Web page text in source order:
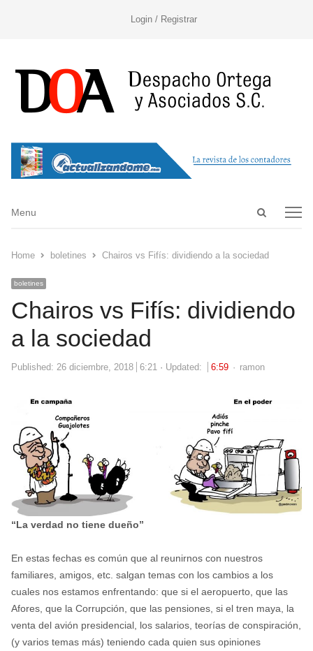
Login / Registrar
Open
Menu
Menu
Home boletines Chairos vs Fifís: dividiendo a la sociedad
boletines
Chairos vs Fifís: dividiendo
a la sociedad
Published: 26 diciembre, 2018 6:21 Updated: 6:59 Author
ramon
“La verdad no tiene dueño”
En estas fechas es común que al reunirnos con nuestros
familiares, amigos, etc. salgan temas con los cambios a los
cuales nos estamos enfrentando: que si el aeropuerto, que las
Afores, que la Corrupción, que las pensiones, si el tren maya, la
venta del avión presidencial, los salarios, teorías de conspiración,
(y varios temas más) teniendo cada quien sus opiniones